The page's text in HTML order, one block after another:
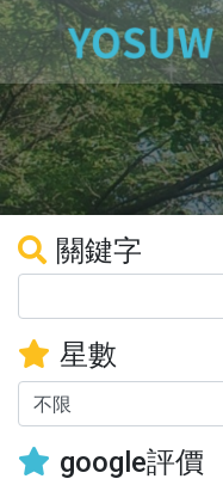
關鍵字
星數
google評價